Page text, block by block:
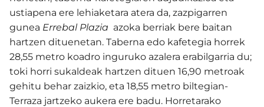
ustiapena ere lehiaketara atera da, zazpigarren
gunea Errebal Plazia azoka berriak bere baitan
hartzen dituenetan. Taberna edo kafetegia horrek
28,55 metro koadro inguruko azalera erabilgarria du;
toki horri sukaldeak hartzen dituen 16,90 metroak
gehitu behar zaizkio, eta 18,55 metro biltegian-
Terraza jartzeko aukera ere badu. Horretarako